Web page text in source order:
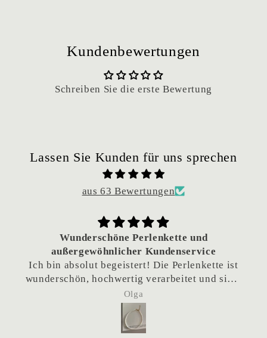
Kundenbewertungen
Schreiben Sie die erste Bewertung
Lassen Sie Kunden für uns sprechen
aus 63 Bewertungen
Wunderschöne Perlenkette und
außergewöhnlicher Kundenservice
Ich bin absolut begeistert! Die Perlenkette ist
wunderschön, hochwertig verarbeitet und sieht
einfach traumhaft aus.
Besonders hervorheben möchte ich den
hervorragenden Kundenservice. Da die Kette
als Geschenk gedacht war und das Team sich
Olga